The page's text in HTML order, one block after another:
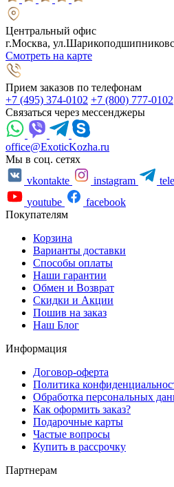
Центральный офис
г.Москва,
Смотреть на карте
Прием заказов по телефонам
+7 (495) 374-0102 +7 (800) 777-0102
Связаться через мессенджеры
office@ExoticKozha.ru
Мы в соц. сетях
vkontakte
instagram
youtube
facebook
Покупателям
Корзина
Варианты доставки
Способы оплаты
Наши гарантии
Обмен и Возврат
Скидки и Акции
Пошив на заказ
Наш Блог
Информация
Договор-оферта
Политика
Обработка персональных
Как оформить заказ?
Подарочные карты
Частые вопросы
Купить в рассрочку
Партнерам